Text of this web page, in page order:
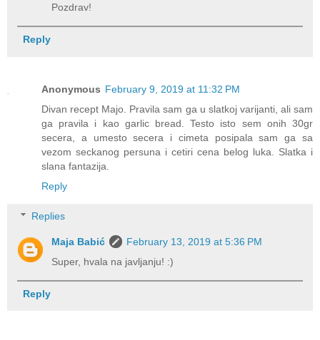
Pozdrav!
Reply
Anonymous February 9, 2019 at 11:32 PM
Divan recept Majo. Pravila sam ga u slatkoj varijanti, ali sam
ga pravila i kao garlic bread. Testo isto sem onih 30gr
secera, a umesto secera i cimeta posipala sam ga sa
vezom seckanog persuna i cetiri cena belog luka. Slatka i
slana fantazija.
Reply
Replies
Maja Babić
February 13, 2019 at 5:36 PM
Super, hvala na javljanju! :)
Reply